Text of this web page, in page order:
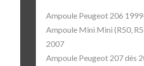
Ampoule Peugeot 206
Ampoule Mini Mini (R50,
2007
Ampoule Peugeot 207 dès